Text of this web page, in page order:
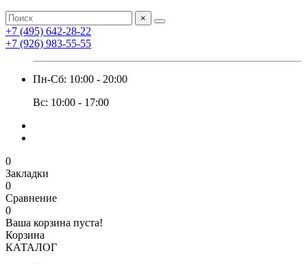
×
+7 (495) 642-28-22
+7 (926) 983-55-55
Пн-Сб: 10:00 - 20:00
Вс: 10:00 - 17:00
0
Закладки
0
Сравнение
0
Ваша корзина пуста!
Корзина
КАТАЛОГ